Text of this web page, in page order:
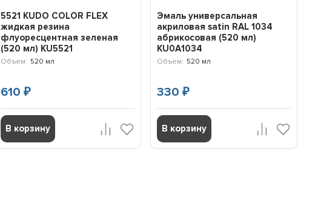
5521 KUDO COLOR FLEX
жидкая резина
флуоресцентная зеленая
(520 мл) KU5521
Объем: 520 мл
610 ₽
В корзину
Эмаль универсальная
акриловая satin RAL 1034
абрикосовая (520 мл)
KU0A1034
Объем: 520 мл
330 ₽
В корзину